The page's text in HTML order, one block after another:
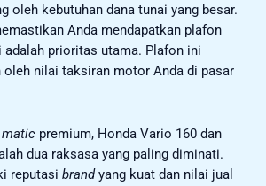
oleh kebutuhan dana tunai yang besar.
Anda mendapatkan plafon
adalah prioritas utama. Plafon ini
oleh nilai taksiran motor Anda di pasar
matic premium, Honda Vario 160 dan
dua raksasa yang paling diminati.
reputasi brandyang kuat dan nilai jual